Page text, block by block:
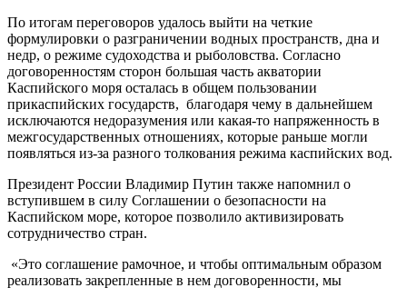
По итогам переговоров удалось выйти на четкие
формулировки о разграничении водных пространств, дна и
недр, о режиме судоходства и рыболовства. Согласно
договоренностям сторон большая часть акватории
Каспийского моря осталась в общем пользовании
прикаспийских государств, благодаря чему в дальнейшем
исключаются недоразумения или какая-то напряженность в
межгосударственных отношениях, которые раньше могли
появляться из-за разного толкования режима каспийских вод.
Президент России Владимир Путин также напомнил о
вступившем в силу Соглашении о безопасности на
Каспийском море, которое позволило активизировать
сотрудничество стран.
«Это соглашение рамочное, и чтобы оптимальным образом
реализовать закрепленные в нем договоренности, мы